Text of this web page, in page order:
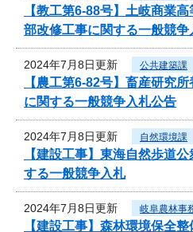
【教工第6-88号】土岐商業
部改修工事に関する一般競争
2024年7月8日更新 公共建築課
【農工第6-82号】畜産研究
に関する一般競争入札公告
2024年7月8日更新 自然環境課
【建設工事】東海自然歩道
する一般競争入札
2024年7月8日更新 岐阜農林事
【建設工事】森林環境保全